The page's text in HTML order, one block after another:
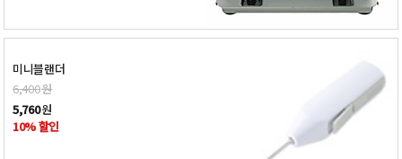
미니블랜더
6,400원
5,760원
10% 할인